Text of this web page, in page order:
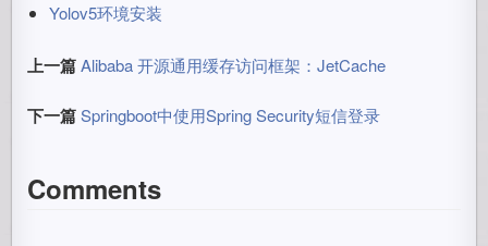
Yolov5环境安装
上一篇 Alibaba 开源通用缓存访问框架：JetCache
下一篇 Springboot中使用Spring Security短信登录
Comments